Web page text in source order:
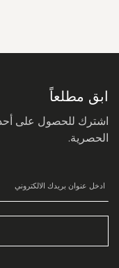
ابق مطلعاً
اشترك للحصول على
الحصرية.